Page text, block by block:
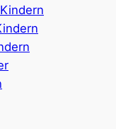
campen?
de Zeeuwse
als auch
geeignet.